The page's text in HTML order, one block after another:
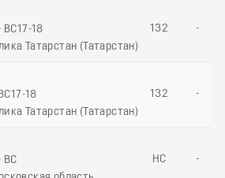
ВС17-18
Татарстан (Татарстан)
132 -
18
Татарстан (Татарстан)
132 -
ВС
НС -